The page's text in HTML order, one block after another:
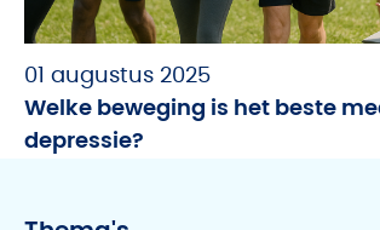
01 augustus 2025
Welke beweging is het beste
depressie?